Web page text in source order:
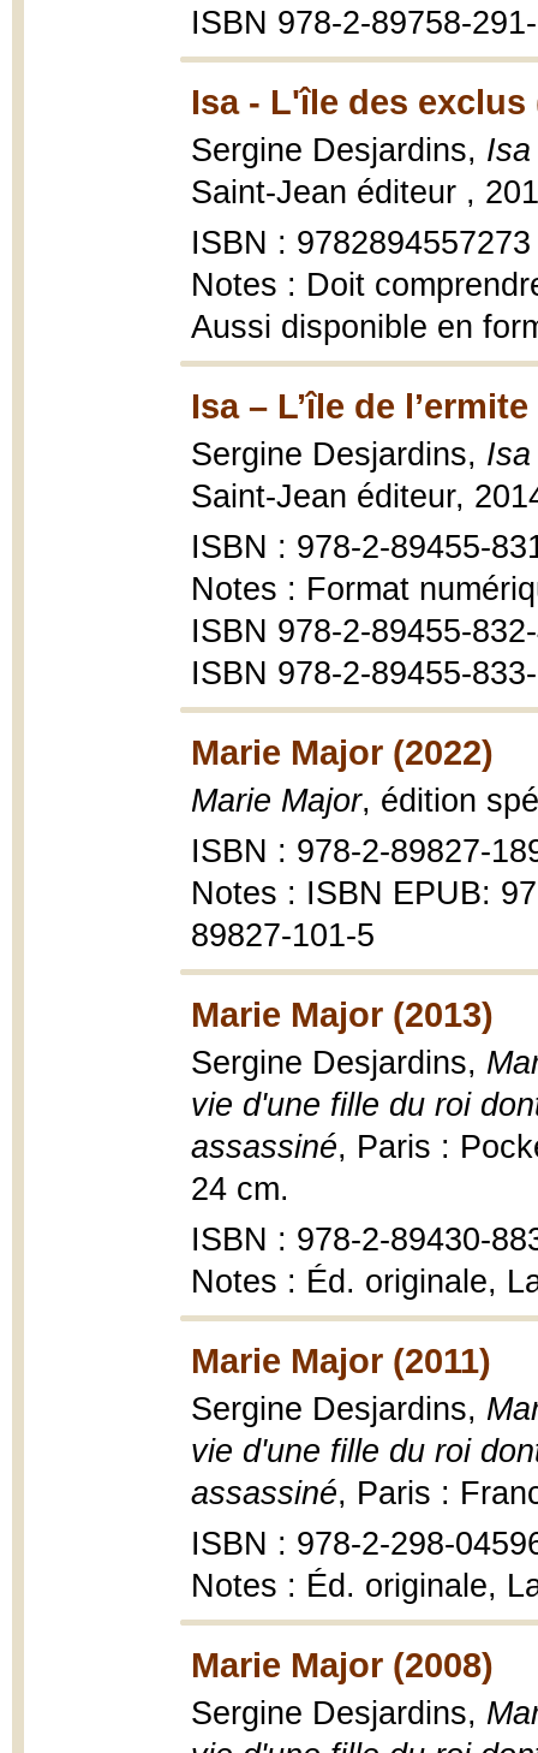
ISBN 978-2-89758-
Isa - L'île des exclus
Sergine Desjardins,
Saint-Jean éditeur ,
ISBN : 9782894557273
Notes : Doit
Aussi disponible en
Isa – L’île de
Sergine Desjardins, Isa
Saint-Jean éditeur,
ISBN : 978-2-89455-
Notes : Format
ISBN 978-2-89455-
ISBN 978-2-89455-
Marie Major (2022)
Marie Major, édition
ISBN : 978-2-89827-
Notes : ISBN EPUB:
89827-101-5
Marie Major (2013)
Sergine Desjardins,
vie d'une fille du roi
assassiné, Paris :
24 cm.
ISBN : 978-2-89430-
Notes : Éd. originale,
Marie Major (2011)
Sergine Desjardins,
vie d'une fille du roi
assassiné, Paris :
ISBN : 978-2-298-
Notes : Éd. originale,
Marie Major (2008)
Sergine Desjardins,